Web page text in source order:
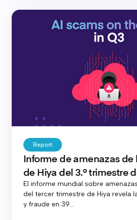
Report
Informe de amenazas de
de Hiya del 3.º trimestre
El informe mundial sobre
del tercer trimestre de Hiya revela
y fraude en 39...